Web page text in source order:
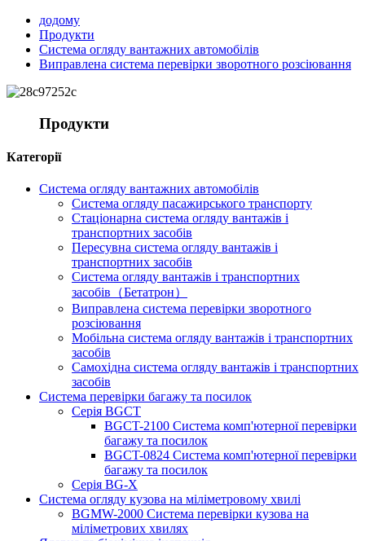
додому
Продукти
Система огляду вантажних автомобілів
Виправлена ​​система перевірки зворотного розсіювання
Продукти
Категорії
Система огляду вантажних автомобілів
Система огляду пасажирського транспорту
Стаціонарна система огляду вантажів і
транспортних засобів
Пересувна система огляду вантажів і
транспортних засобів
Система огляду вантажів і транспортних
засобів（Бетатрон）
Виправлена ​​система перевірки зворотного
розсіювання
Мобільна система огляду вантажів і транспортних
засобів
Самохідна система огляду вантажів і транспортних
засобів
Система перевірки багажу та посилок
Серія BGCT
BGCT-2100 Система комп'ютерної перевірки
багажу та посилок
BGCT-0824 Система комп'ютерної перевірки
багажу та посилок
Серія BG-X
Система огляду кузова на міліметровому хвилі
BGMW-2000 Система перевірки кузова на
міліметрових хвилях